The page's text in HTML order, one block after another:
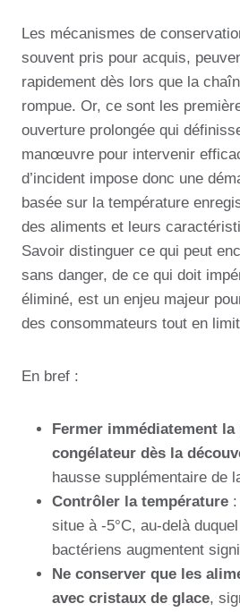
Les mécanismes de
souvent pris pour acquis,
rapidement dès lors que la
rompue. Or, ce sont les
ouverture prolongée qui
manœuvre pour intervenir
d’incident impose donc une
basée sur la température
des aliments et leurs
Savoir distinguer ce qui peut
sans danger, de ce qui doit
éliminé, est un enjeu majeur
des consommateurs tout en
En bref :
Fermer immédiatement la
congélateur dès la
hausse supplémentaire de
Contrôler la température
situe à -5°C, au-delà
bactériens augmentent
Ne conserver que les
avec cristaux de glace,